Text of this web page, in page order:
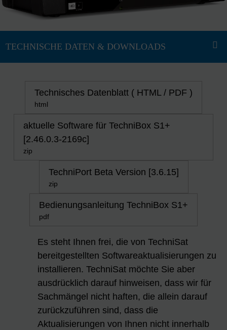
Technisches Datenblatt ( HTML / PDF )
html
aktuelle Software für TechniBox S1+
[2.46.0.3-2169c]
zip
TechniPort Beta Version [3.6.15]
zip
Bedienungsanleitung TechniBox S1+
pdf
Es steht Ihnen frei, die von TechniSat
bereitgestellten Softwareaktualisierungen zu
installieren. TechniSat möchte Sie aber
ausdrücklich darauf hinweisen, dass wir für
Sachmängel nicht haften, die allein darauf
zurückzuführen sind, dass die
Aktualisierungen von Ihnen nicht innerhalb